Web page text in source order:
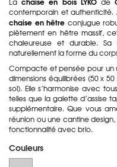
contemporain et
chaise en hêtre conjugue
piètement en hêtre massif,
chaleureuse et durable.
naturellement la forme du
Compacte et pensée pour un
dimensions équilibrées (50 x
sol). Elle s’harmonise avec
telles que la galette d’assise
supplémentaire. Que vous
réunion ou une cantine
fonctionnalité avec brio.
Couleurs